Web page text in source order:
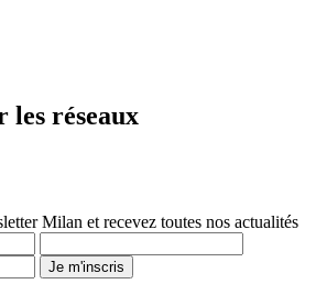
les réseaux
Milan et recevez toutes nos actualités
Je m'inscris